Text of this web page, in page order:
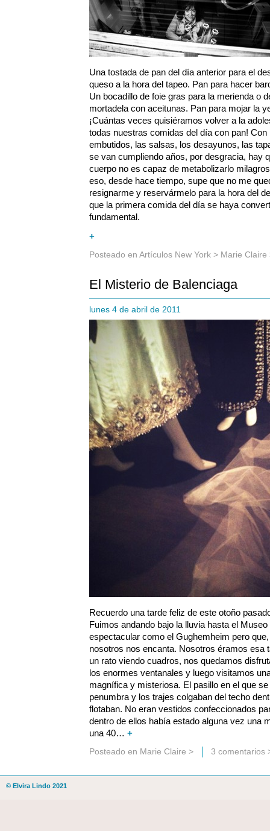
Una tostada de pan del día anterior para el
queso a la hora del tapeo. Pan para hacer
Un bocadillo de foie gras para la merienda o
mortadela con aceitunas. Pan para mojar la
¡Cuántas veces quisiéramos volver a la
todas nuestras comidas del día con pan!
embutidos, las salsas, los desayunos, las
se van cumpliendo años, por desgracia, hay
cuerpo no es capaz de metabolizarlo
eso, desde hace tiempo, supe que no me
resignarme y reservármelo para la hora del
que la primera comida del día se haya
fundamental.
+
Posteado en Artículos New York > Marie Claire
El Misterio de Balenciaga
lunes 4 de abril de 2011
Recuerdo una tarde feliz de este otoño
Fuimos andando bajo la lluvia hasta el
espectacular como el Gughemheim pero
nosotros nos encanta. Nosotros éramos esa
un rato viendo cuadros, nos quedamos
los enormes ventanales y luego visitamos
magnífica y misteriosa. El pasillo en el que
penumbra y los trajes colgaban del techo
flotaban. No eran vestidos confeccionados
dentro de ellos había estado alguna vez una
una 40… +
Posteado en Marie Claire > 3 comentarios
© Elvira Lindo 2021